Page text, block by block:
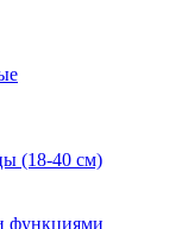
(18-40 см)
функциями